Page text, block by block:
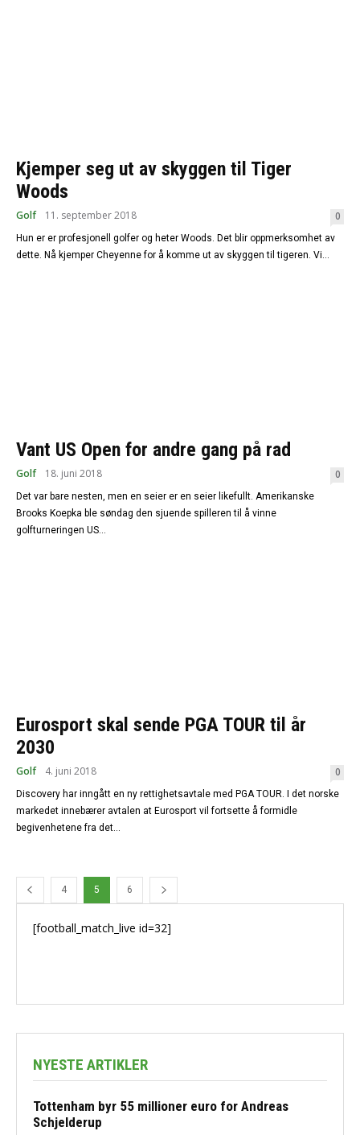
Kjemper seg ut av skyggen til Tiger
Woods
Golf 11. september 2018 0
Hun er er profesjonell golfer og heter Woods. Det blir oppmerksomhet av
dette. Nå kjemper Cheyenne for å komme ut av skyggen til tigeren. Vi...
Vant US Open for andre gang på rad
Golf 18. juni 2018 0
Det var bare nesten, men en seier er en seier likefullt. Amerikanske
Brooks Koepka ble søndag den sjuende spilleren til å vinne
golfturneringen US...
Eurosport skal sende PGA TOUR til år
2030
Golf 4. juni 2018 0
Discovery har inngått en ny rettighetsavtale med PGA TOUR. I det norske
markedet innebærer avtalen at Eurosport vil fortsette å formidle
begivenhetene fra det...
4 5 6
[football_match_live id=32]
NYESTE ARTIKLER
Tottenham byr 55 millioner euro for Andreas
Schjelderup